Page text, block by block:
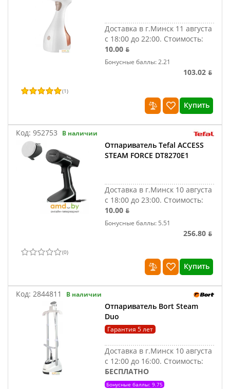
Доставка в г.Минск 11 августа
с 18:00 до 22:00. Стоимость:
10.00 ƃ
Бонусные баллы: 2.21
103.02 ƃ
(1)
Купить
Код: 952753 В наличии
Отпариватель Tefal ACCESS
STEAM FORCE DT8270E1
Доставка в г.Минск 10 августа
с 18:00 до 23:00. Стоимость:
10.00 ƃ
Бонусные баллы: 5.51
256.80 ƃ
(0)
Купить
Код: 2844811 В наличии
Отпариватель Bort Steam
Duo
Гарантия 5 лет
Доставка в г.Минск 10 августа
с 12:00 до 16:00. Стоимость:
БЕСПЛАТНО
Бонусные баллы: 9.75